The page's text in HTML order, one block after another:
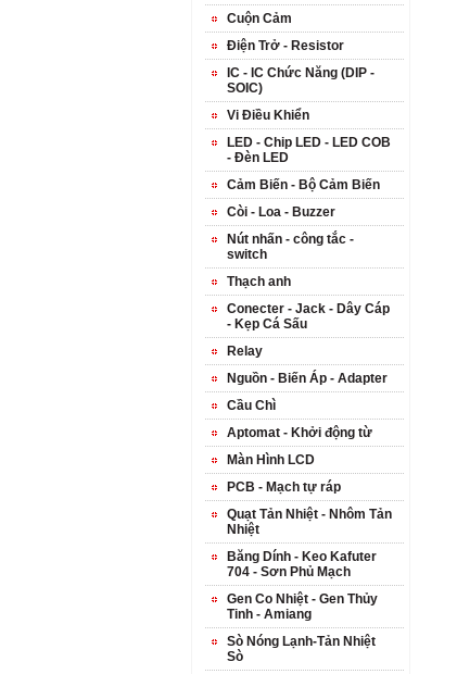
Cuộn Cảm
Điện Trở - Resistor
IC - IC Chức Năng (DIP -
SOIC)
Vi Điều Khiển
LED - Chip LED - LED COB
- Đèn LED
Cảm Biến - Bộ Cảm Biến
Còi - Loa - Buzzer
Nút nhấn - công tắc -
switch
Thạch anh
Conecter - Jack - Dây Cáp
- Kẹp Cá Sấu
Relay
Nguồn - Biến Áp - Adapter
Cầu Chì
Aptomat - Khởi động từ
Màn Hình LCD
PCB - Mạch tự ráp
Quạt Tản Nhiệt - Nhôm Tản
Nhiệt
Băng Dính - Keo Kafuter
704 - Sơn Phủ Mạch
Gen Co Nhiệt - Gen Thủy
Tinh - Amiang
Sò Nóng Lạnh-Tản Nhiệt
Sò